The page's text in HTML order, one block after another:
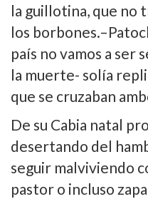
la guillotina, que no
los
paí­s no vamos a ser
la muerte- solí­a
que se cruzaban
De su Cabia natal
desertando del
seguir malviviendo
pastor o incluso